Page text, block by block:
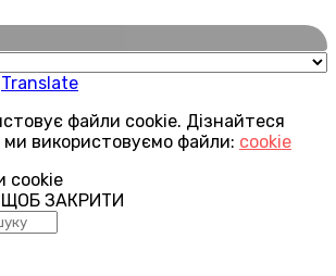
Translate
файли cookie. Дізнайтеся
ми використовуємо файли: cookie
cookie
ЩОБ ЗАКРИТИ